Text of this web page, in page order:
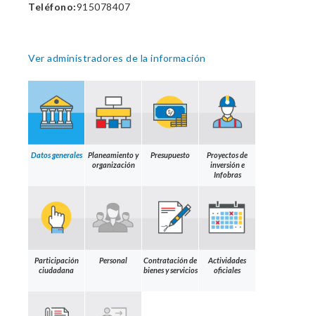
Teléfono:915078407
Ver administradores de la información
Datos generales
Planeamiento y
organización
Presupuesto
Proyectos de
inversión e
Infobras
Participación
ciudadana
Personal
Contratación de
bienes y servicios
Actividades
oficiales